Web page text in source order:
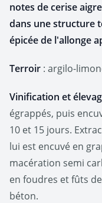
notes de cerise
dans une structure
épicée de l'allonge
Terroir : argilo-
Vinification et
égrappés, puis
10 et 15 jours.
lui est encuvé en
macération semi
en foudres et fûts
béton.